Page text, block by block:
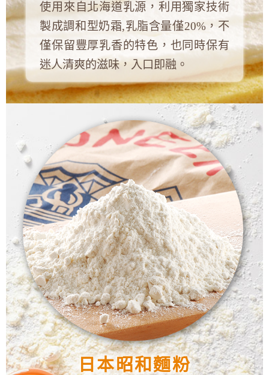
使用來自北海道乳源，利用獨家技術
製成調和型奶霜,乳脂含量僅20%，不
僅保留豐厚乳香的特色，也同時保有
迷人清爽的滋味，入口即融。
日本昭和麵粉